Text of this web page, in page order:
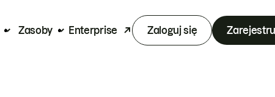
Zasoby Enterprise Zaloguj się